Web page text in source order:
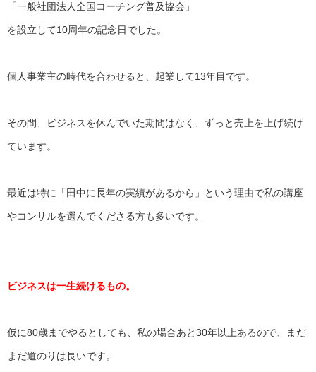
「一般社団法人全国コーチング普及協会」
を設立して10周年の記念日でした。
個人事業主の時代を合わせると、起業して13年目です。
その間、ビジネスを休んでいた期間はなく、 ずっと売上を上げ続け
ています。
最近は特に「田中に長年の実績があるから」という理由で私の講座
やコンサルを選んでくださる方も多いです。
ビジネスは一生続けるもの。
仮に80歳までやるとしても、私の場合あと30年以上あるので、 まだ
まだ道のりは長いです。